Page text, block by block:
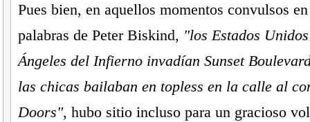
Pues bien, en aquellos momentos convulsos
palabras de Peter Biskind, "los Estados
Ángeles del Infierno invadían Sunset
las chicas bailaban en topless en la calle al
Doors", hubo sitio incluso para un gracioso